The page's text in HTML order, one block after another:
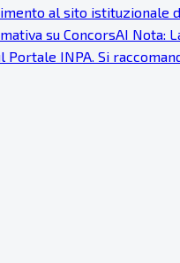
al sito istituzionale
su ConcorsAI
INPA. Si